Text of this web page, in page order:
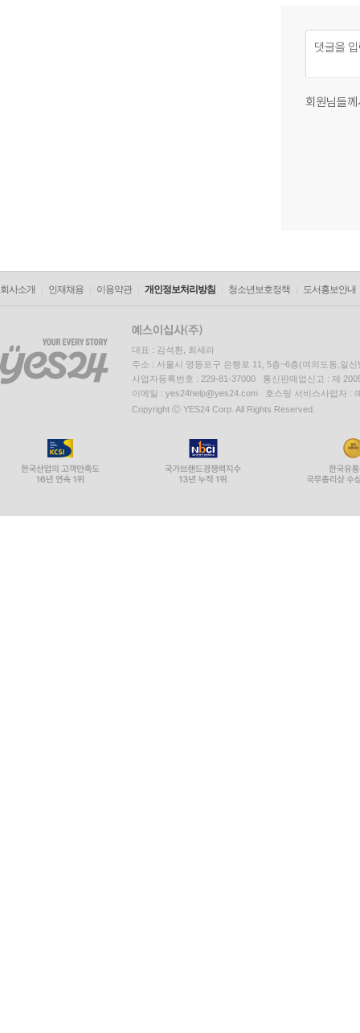
회원님들
회사소개 인재채용 이용약관 개인정보처리방침 청소년보호정책 도서홍보안내
대표 : 김석환, 최세라
주소 : 서울시 영등포구 은행로 11, 5층~6층(여의도동,일신
사업자등록번호 : 229-81-37000 통신판매업신고 : 제
이메일 : yes24help@yes24.com 호스팅 서비스사업자 :
Copyright ⓒ YES24 Corp. All Rights Reserved.